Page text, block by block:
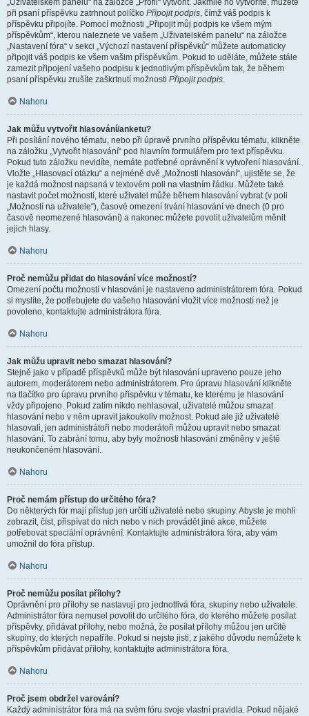
„Uživatelském panelu“ na záložce „Profil“ vytvořit. Jakmile ho vytvoříte, můžete
při psaní příspěvku zatrhnout políčko Připojit podpis, čímž váš podpis k
příspěvku připojíte. Pomocí možnosti „Připojit můj podpis ke všem mým
příspěvkům“, kterou naleznete ve vašem „Uživatelském panelu“ na záložce
„Nastavení fóra“ v sekci „Výchozí nastavení příspěvků“ můžete automaticky
připojit váš podpis ke všem vašim příspěvkům. Pokud to uděláte, můžete stále
zamezit připojení vašeho podpisu k jednotlivým příspěvkům tak, že během
psaní příspěvku zrušíte zaškrtnutí možnosti Připojit podpis.
Nahoru
Jak můžu vytvořit hlasování/anketu?
Při posílání nového tématu, nebo při úpravě prvního příspěvku tématu, klikněte
na záložku „Vytvořit hlasování“ pod hlavním formulářem pro text příspěvku.
Pokud tuto záložku nevidíte, nemáte potřebné oprávnění k vytvoření hlasování.
Vložte „Hlasovací otázku“ a nejméně dvě „Možnosti hlasování“, ujistěte se, že
je každá možnost napsaná v textovém poli na vlastním řádku. Můžete také
nastavit počet možností, které uživatel může během hlasování vybrat (v poli
„Možností na uživatele“), časové omezení trvání hlasování ve dnech (0 pro
časově neomezené hlasování) a nakonec můžete povolit uživatelům měnit
jejich hlasy.
Nahoru
Proč nemůžu přidat do hlasování více možností?
Omezení počtu možností v hlasování je nastaveno administrátorem fóra. Pokud
si myslíte, že potřebujete do vašeho hlasování vložit více možností než je
povoleno, kontaktujte administrátora fóra.
Nahoru
Jak můžu upravit nebo smazat hlasování?
Stejně jako v případě příspěvků může být hlasování upraveno pouze jeho
autorem, moderátorem nebo administrátorem. Pro úpravu hlasování klikněte
na tlačítko pro úpravu prvního příspěvku v tématu, ke kterému je hlasování
vždy připojeno. Pokud zatím nikdo nehlasoval, uživatelé můžou smazat
hlasování nebo v něm upravit jakoukoliv možnost. Pokud ale již uživatelé
hlasovali, jen administrátoři nebo moderátoři můžou upravit nebo smazat
hlasování. To zabrání tomu, aby byly možnosti hlasování změněny v ještě
neukončeném hlasování.
Nahoru
Proč nemám přístup do určitého fóra?
Do některých fór mají přístup jen určití uživatelé nebo skupiny. Abyste je mohli
zobrazit, číst, přispívat do nich nebo v nich provádět jiné akce, můžete
potřebovat speciální oprávnění. Kontaktujte administrátora fóra, aby vám
umožnil do fóra přístup.
Nahoru
Proč nemůžu posílat přílohy?
Oprávnění pro přílohy se nastavují pro jednotlivá fóra, skupiny nebo uživatele.
Administrátor fóra nemusel povolit do určitého fóra, do kterého můžete posílat
příspěvky, přidávat přílohy, nebo možná, že posílat přílohy můžou jen určité
skupiny, do kterých nepatříte. Pokud si nejste jisti, z jakého důvodu nemůžete k
příspěvkům přidávat přílohy, kontaktujte administrátora fóra.
Nahoru
Proč jsem obdržel varování?
Každý administrátor fóra má na svém fóru svoje vlastní pravidla. Pokud nějaké